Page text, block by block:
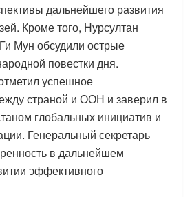
дальнейшего развития
Кроме того, Нурсултан
Мун обсудили острые
повестки дня.
успешное
страной и ООН и заверил в
глобальных инициатив и
Генеральный секретарь
в дальнейшем
эффективного